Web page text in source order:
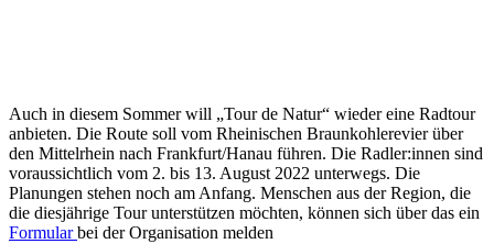
Auch in diesem Sommer will „Tour de Natur“ wieder eine Radtour
anbieten. Die Route soll vom Rheinischen Braunkohlerevier über
den Mittelrhein nach Frankfurt/Hanau führen. Die Radler:innen sind
voraussichtlich vom 2. bis 13. August 2022 unterwegs. Die
Planungen stehen noch am Anfang. Menschen aus der Region, die
die diesjährige Tour unterstützen möchten, können sich über das ein
Formularbei der Organisation melden